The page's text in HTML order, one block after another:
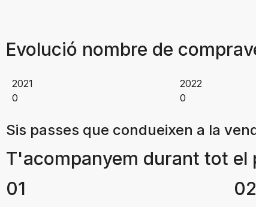
Evolució nombre de
2021
0
2022
0
Sis passes que condueixen a la
T'acompanyem durant tot el
01
02